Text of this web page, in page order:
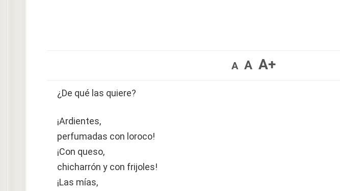
A A A+
¿De qué las quiere?
¡Ardientes,
perfumadas con loroco!
¡Con queso,
chicharrón y con frijoles!
¡Las mías,